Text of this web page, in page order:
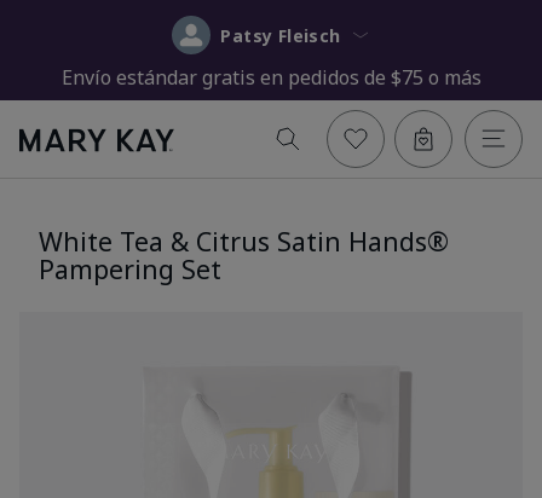
Patsy Fleisch
Envío estándar gratis en pedidos de $75 o más
White Tea & Citrus Satin Hands®
Pampering Set